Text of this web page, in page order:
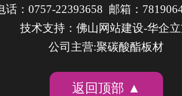
话：0757-22393658 邮箱：
技术支持：佛山网站建设-华企
公司主营:聚碳酸酯板材
返回顶部 ▲